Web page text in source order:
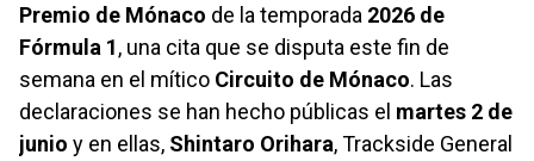
Premio de Mónaco de la temporada 2026 de
Fórmula 1, una cita que se disputa este fin de
semana en el mítico Circuito de Mónaco. Las
declaraciones se han hecho públicas el martes 2 de
junio y en ellas, Shintaro Orihara, Trackside General